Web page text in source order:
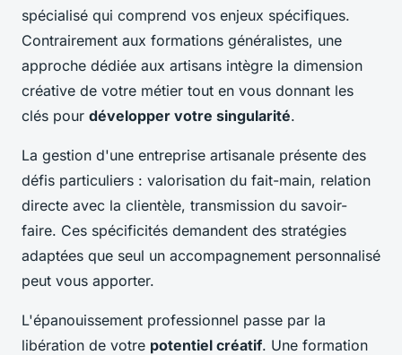
spécialisé qui comprend vos enjeux spécifiques.
Contrairement aux formations généralistes, une
approche dédiée aux artisans intègre la dimension
créative de votre métier tout en vous donnant les
clés pour développer votre singularité.
La gestion d'une entreprise artisanale présente des
défis particuliers : valorisation du fait-main, relation
directe avec la clientèle, transmission du savoir-
faire. Ces spécificités demandent des stratégies
adaptées que seul un accompagnement personnalisé
peut vous apporter.
L'épanouissement professionnel passe par la
libération de votre potentiel créatif. Une formation